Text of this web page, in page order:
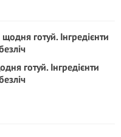
готуй. Інгредієнти